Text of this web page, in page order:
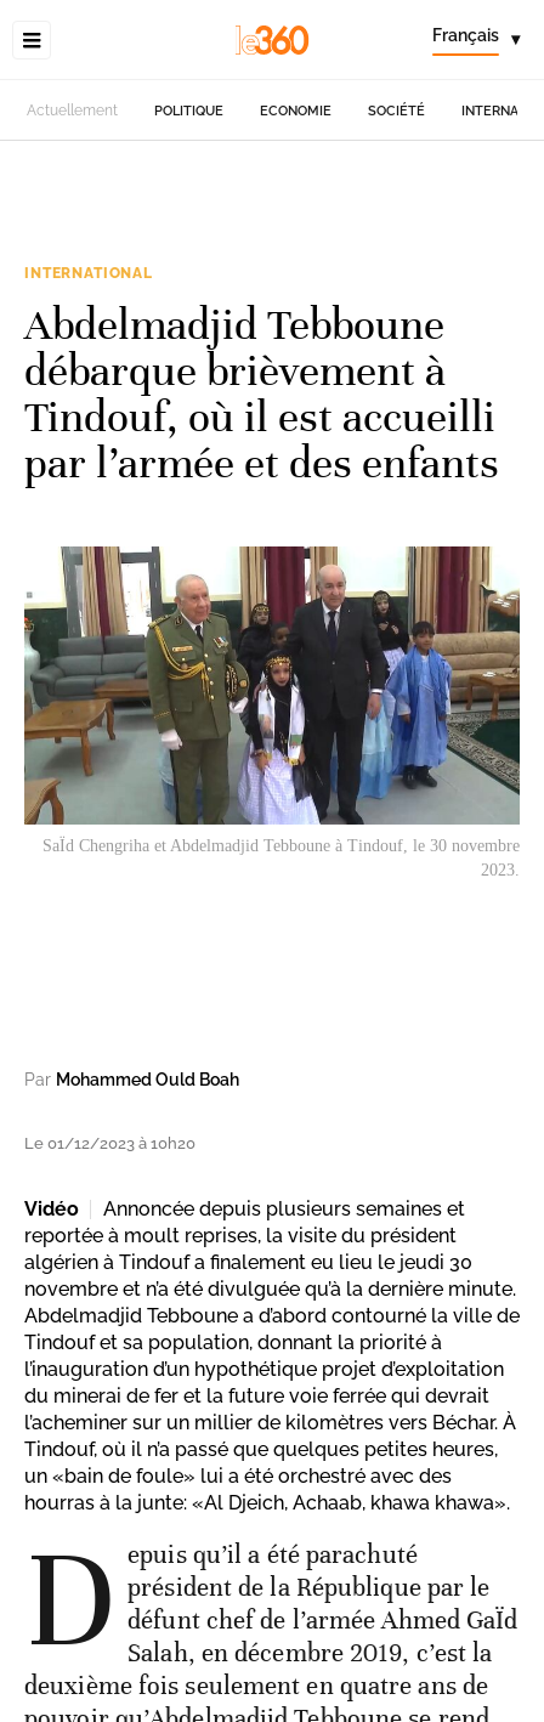
Français ▾
Actuellement POLITIQUE ECONOMIE SOCIÉTÉ
INTERNATIONAL
Abdelmadjid Tebboune
débarque brièvement à
Tindouf, où il est accueilli
par l’armée et des enfants
SaÏd Chengriha et Abdelmadjid Tebboune à Tindouf, le 30 novembre
2023.
Par Mohammed Ould Boah
Le 01/12/2023 à 10h20
Vidéo
Annoncée depuis plusieurs semaines et
reportée à moult reprises, la visite du président
algérien à Tindouf a finalement eu lieu le jeudi 30
novembre et n’a été divulguée qu’à la dernière minute.
Abdelmadjid Tebboune a d’abord contourné la ville de
Tindouf et sa population, donnant la priorité à
l’inauguration d’un hypothétique projet d’exploitation
du minerai de fer et la future voie ferrée qui devrait
l’acheminer sur un millier de kilomètres vers Béchar. À
Tindouf, où il n’a passé que quelques petites heures,
un «bain de foule» lui a été orchestré avec des
hourras à la junte: «Al Djeich, Achaab, khawa khawa».
D epuis qu’il a été parachuté
président de la République par le
défunt chef de l’armée Ahmed GaÏd
Salah, en décembre 2019, c’est la
deuxième fois seulement en quatre ans de